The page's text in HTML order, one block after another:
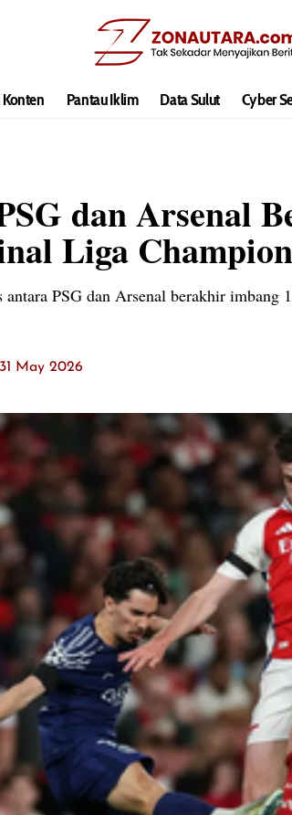
Konten Pantau Iklim Data Sulut Cyber
dan Arsenal
Liga
PSG dan Arsenal berakhir
31 May 2026